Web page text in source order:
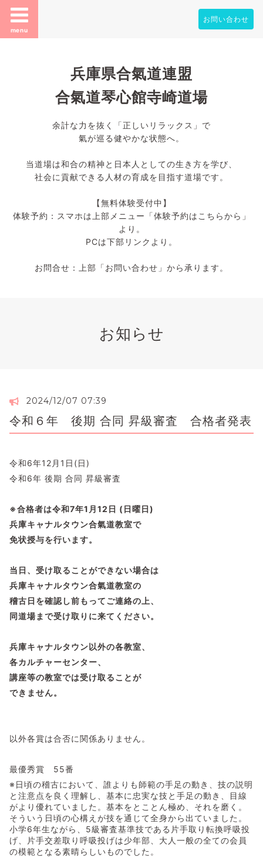
menu
お問い合わせ
兵庫県合氣道連盟
合氣道琴心館寺崎道場
余計な力を抜く「正しいリラックス」で
氣が巡る健やかな状態へ。
当道場は和合の精神と日本人としての生き方を学び、
社会に貢献できる人材の育成を目指す道場です。
【無料体験受付中】
体験予約：スマホは上部メニュー「体験予約はこちらから」
より。
PCは下部リンクより。
お問合せ：上部「お問い合わせ」から承ります。
お知らせ
2024/12/07 07:39
令和６年 後期 合同 昇級審査 合格者発表
令和6年12月1日(日)
令和6年 後期 合同 昇級審査
※合格者は令和7年1月12日 (日曜日)
兵庫キャナルタウン合氣道教室で
免状授与を行います。
当日、受け取ることができない場合は
兵庫キャナルタウン合氣道教室の
稽古日を確認し前もってご連絡の上、
同道場まで受け取りに来てください。
兵庫キャナルタウン以外の各教室、
各カルチャーセンター、
講座等の教室では受け取ることが
できません。
以外各賞は合否に関係ありません。
最優秀賞 55番
※日頃の稽古において、誰よりも師範の手足の動き、技の説明
と注意点を良く理解し、基本に忠実な技と手足の動き、目線
がより優れていました。基本をとことん極め、それを磨く。
そういう日頃の心構えが技を通じて全身から出ていました。
小学6年生ながら、5級審査基準技である片手取り転換呼吸投
げ、片手交差取り呼吸投げは少年部、大人一般の全ての会員
の模範となる素晴らしいものでした。